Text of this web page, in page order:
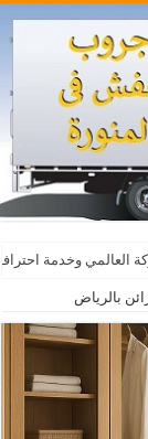
العالمي وخدمة
بالرياض